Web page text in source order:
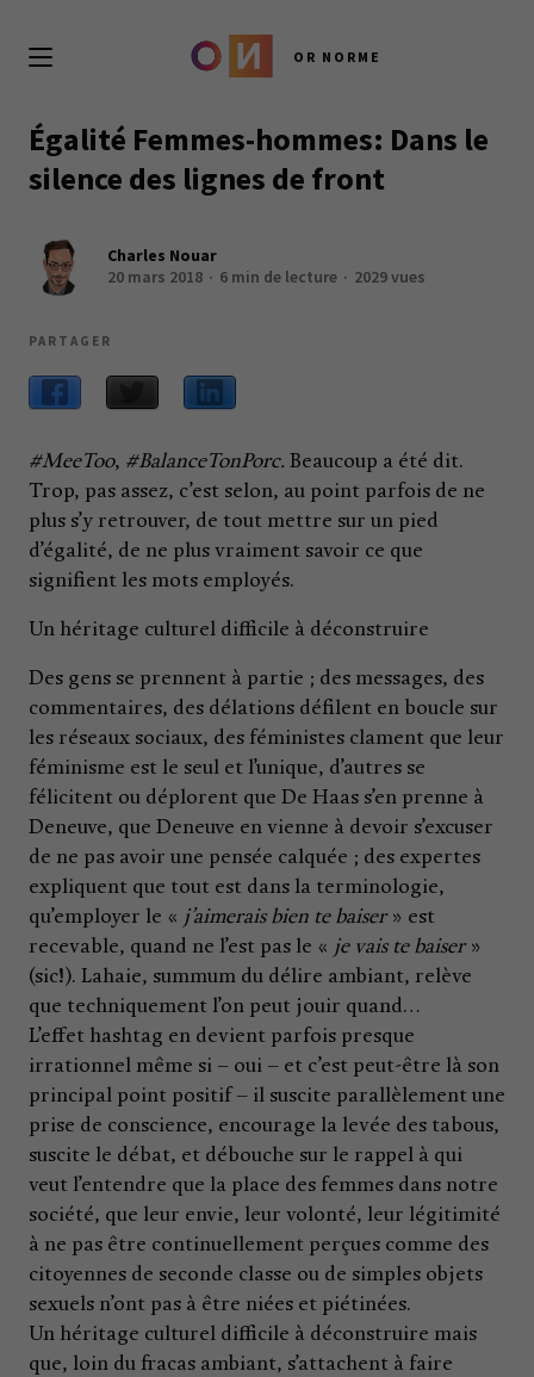
OR NORME
Égalité Femmes-hommes: Dans le
silence des lignes de front
Charles Nouar
20 mars 2018
6 min de lecture 2029 vues
PARTAGER
#MeeToo, #BalanceTonPorc. Beaucoup a été dit.
Trop, pas assez, c’est selon, au point parfois de ne
plus s’y retrouver, de tout mettre sur un pied
d’égalité, de ne plus vraiment savoir ce que
signifient les mots employés.
Un héritage culturel difficile à déconstruire
Des gens se prennent à partie ; des messages, des
commentaires, des délations défilent en boucle sur
les réseaux sociaux, des féministes clament que leur
féminisme est le seul et l’unique, d’autres se
félicitent ou déplorent que De Haas s’en prenne à
Deneuve, que Deneuve en vienne à devoir s’excuser
de ne pas avoir une pensée calquée ; des expertes
expliquent que tout est dans la terminologie,
qu’employer le « j’aimerais bien te baiser » est
recevable, quand ne l’est pas le « je vais te baiser»
(sic!). Lahaie, summum du délire ambiant, relève
que techniquement l’on peut jouir quand…
L’effet hashtag en devient parfois presque
irrationnel même si – oui – et c’est peut-être là son
principal point positif – il suscite parallèlement une
prise de conscience, encourage la levée des tabous,
suscite le débat, et débouche sur le rappel à qui
veut l’entendre que la place des femmes dans notre
société, que leur envie, leur volonté, leur légitimité
à ne pas être continuellement perçues comme des
citoyennes de seconde classe ou de simples objets
sexuels n’ont pas à être niées et piétinées.
Un héritage culturel difficile à déconstruire mais
que, loin du fracas ambiant, s’attachent à faire